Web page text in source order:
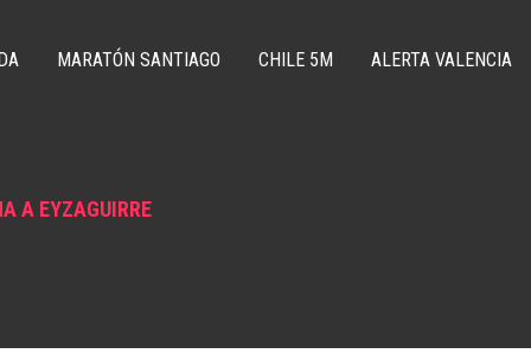
MARATÓN SANTIAGO CHILE 5M ALERTA VALENCIA
A EYZAGUIRRE